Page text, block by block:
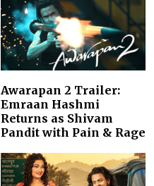
Awarapan 2 Trailer:
Emraan Hashmi
Returns as Shivam
Pandit with Pain & Rage